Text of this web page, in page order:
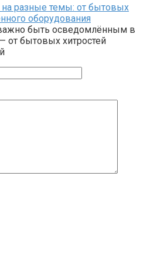
разные темы: от бытовых
оборудования
быть осведомлённым в
от бытовых хитростей